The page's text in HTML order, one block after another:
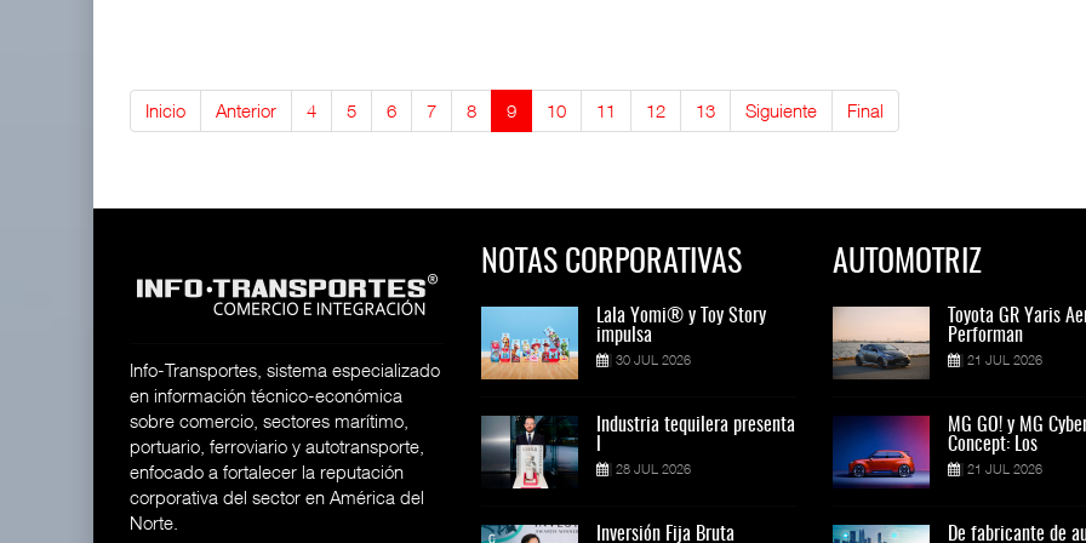
Inicio Anterior 4 5 6 7 8 9 10 11 12 13 Siguiente Final
Info-Transportes, sistema especializado
en información técnico-económica
sobre comercio, sectores marítimo,
portuario, ferroviario y autotransporte,
enfocado a fortalecer la reputación
corporativa del sector en América del
Norte.
NOTAS CORPORATIVAS
Lala Yomi® y Toy Story
Industria tequilera presenta
l
28 JUL 2026
Lala Yomi® y Toy Story
impulsa
30 JUL 2026
Industria tequilera presenta
28 JUL 2026
Inversión Fija Bruta
Lala Yomi® y Toy
impulsa
30 JUL 2026
Industria tequilera
28 JUL 2026
Inversión Fija Bruta
AUTOMOTRIZ
Toyota GR Yaris Aero
MG GO! y MG Cyber
Concept: Los
21 JUL 2026
Toyota GR Yaris Aero
Performan
21 JUL 2026
MG GO! y MG Cyber
21 JUL 2026
De fabricante de autos a
Toyota GR Yaris
Performan
21 JUL 2026
MG GO! y MG
Concept: Los
21 JUL 2026
De fabricante de